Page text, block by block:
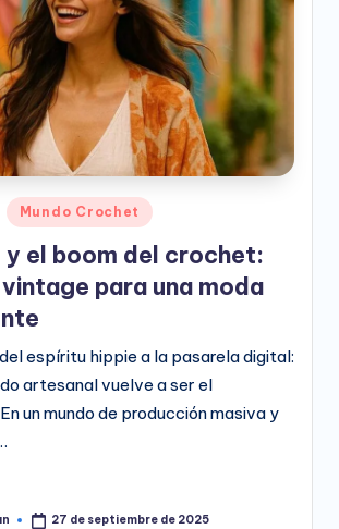
Mundo Crochet
y el boom del crochet:
para una moda
espíritu hippie a la pasarela digital:
artesanal vuelve a ser el
un mundo de producción masiva y
27 de septiembre de 2025